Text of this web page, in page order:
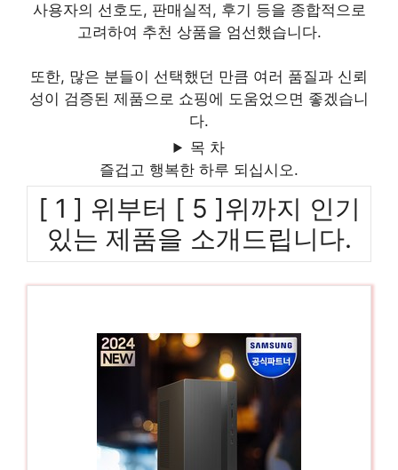
사용자의 선호도, 판매실적, 후기 등을 종합적으로
고려하여 추천 상품을 엄선했습니다.
또한, 많은 분들이 선택했던 만큼 여러 품질과 신뢰
성이 검증된 제품으로 쇼핑에 도움었으면 좋겠습니
다.
목 차
즐겁고 행복한 하루 되십시오.
[ 1 ] 위부터 [ 5 ]위까지 인기
있는 제품을 소개드립니다.